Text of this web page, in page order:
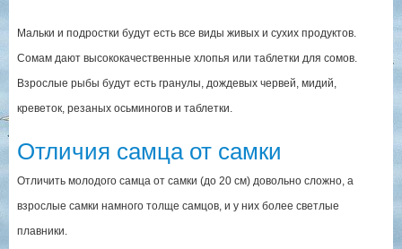
Мальки и подростки будут есть все виды живых и сухих продуктов.
Сомам дают высококачественные хлопья или таблетки для сомов.
Взрослые рыбы будут есть гранулы, дождевых червей, мидий,
креветок, резаных осьминогов и таблетки.
Отличия самца от самки
Отличить молодого самца от самки (до 20 см) довольно сложно, а
взрослые самки намного толще самцов, и у них более светлые
плавники.